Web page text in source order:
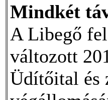
Mindkét
A Libegő
változott
Üdítőital és